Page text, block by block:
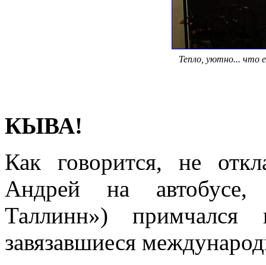
Тепло, уютно... что
КЫВА!
Как говорится, не
Андрей на автобусе,
Таллинн»)
завязавшиеся